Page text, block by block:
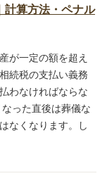
計算方法・ペナル
が一定の額を超え
続税の支払い義務
わなければならな
った直後は葬儀な
なくなります。し